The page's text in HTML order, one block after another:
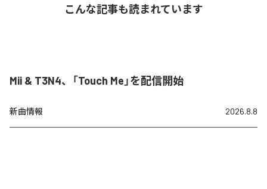
こんな記事も読まれています
Mii & T3N4、「Touch Me」を配信開始
新曲情報 2026.8.8